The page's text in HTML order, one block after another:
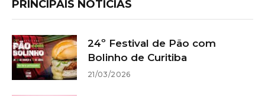
PRINCIPAIS NOTÍCIAS
24º Festival de Pão com
Bolinho de Curitiba
21/03/2026